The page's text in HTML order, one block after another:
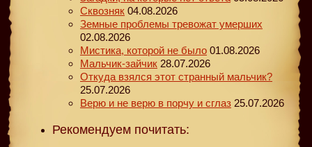
Сквозняк 04.08.2026
Земные проблемы тревожат умерших
02.08.2026
Мистика, которой не было 01.08.2026
Мальчик-зайчик 28.07.2026
Откуда взялся этот странный мальчик?
25.07.2026
Верю и не верю в порчу и сглаз 25.07.2026
Рекомендуем почитать: